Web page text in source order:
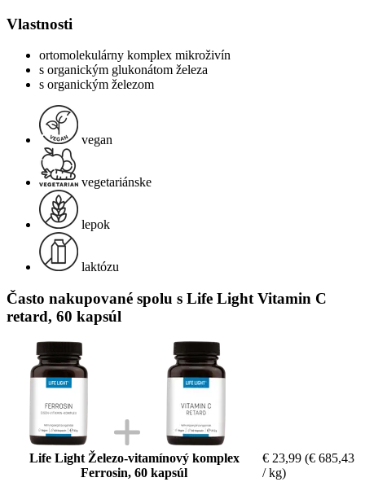
Vlastnosti
ortomolekulárny komplex mikroživín
s organickým glukonátom železa
s organickým železom
vegan
vegetariánske
lepok
laktózu
Často nakupované spolu s Life Light Vitamin C
retard, 60 kapsúl
Life Light Železo-vitamínový komplex
Ferrosin, 60 kapsúl
€ 23,99 (€ 685,43
/ kg)